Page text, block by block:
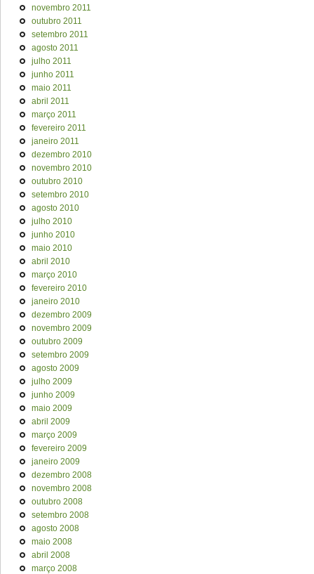
novembro 2011
outubro 2011
setembro 2011
agosto 2011
julho 2011
junho 2011
maio 2011
abril 2011
março 2011
fevereiro 2011
janeiro 2011
dezembro 2010
novembro 2010
outubro 2010
setembro 2010
agosto 2010
julho 2010
junho 2010
maio 2010
abril 2010
março 2010
fevereiro 2010
janeiro 2010
dezembro 2009
novembro 2009
outubro 2009
setembro 2009
agosto 2009
julho 2009
junho 2009
maio 2009
abril 2009
março 2009
fevereiro 2009
janeiro 2009
dezembro 2008
novembro 2008
outubro 2008
setembro 2008
agosto 2008
maio 2008
abril 2008
março 2008